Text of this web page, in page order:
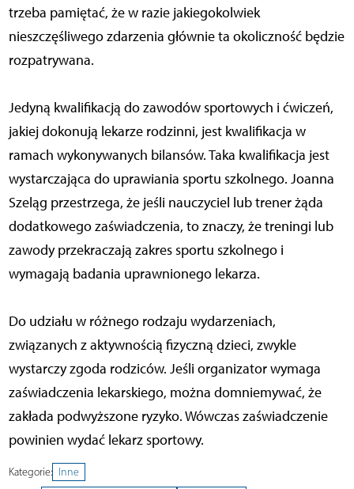
trzeba pamiętać, że w razie jakiegokolwiek
nieszczęśliwego zdarzenia głównie ta okoliczność będzie
rozpatrywana.
Jedyną kwalifikacją do zawodów sportowych i ćwiczeń,
jakiej dokonują lekarze rodzinni, jest kwalifikacja w
ramach wykonywanych bilansów. Taka kwalifikacja jest
wystarczająca do uprawiania sportu szkolnego. Joanna
Szeląg przestrzega, że jeśli nauczyciel lub trener żąda
dodatkowego zaświadczenia, to znaczy, że treningi lub
zawody przekraczają zakres sportu szkolnego i
wymagają badania uprawnionego lekarza.
Do udziału w różnego rodzaju wydarzeniach,
związanych z aktywnością fizyczną dzieci, zwykle
wystarczy zgoda rodziców. Jeśli organizator wymaga
zaświadczenia lekarskiego, można domniemywać, że
zakłada podwyższone ryzyko. Wówczas zaświadczenie
powinien wydać lekarz sportowy.
Kategorie: Inne